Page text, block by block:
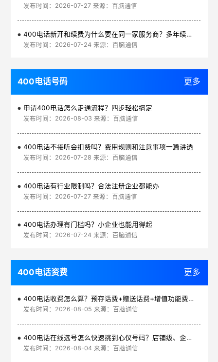
发布时间：2026-07-27 来源：百脑通信
400电话新开和续费为什么要在同一家服务商？多年续费更划算
发布时间：2026-07-24 来源：百脑通信
400电话号码 更多
申请400电话怎么走通流程？四步轻松搞定
发布时间：2026-08-03 来源：百脑通信
400电话不接听会扣费吗？费用规则和注意事项一篇讲透
发布时间：2026-07-28 来源：百脑通信
400电话有行业限制吗？合法注册企业都能办
发布时间：2026-07-27 来源：百脑通信
400电话办理有门槛吗？小企业也能用得起
发布时间：2026-07-24 来源：百脑通信
400电话资费 更多
400电话收费怎么算？预存话费+赠送话费+增值功能费透明实惠
发布时间：2026-08-05 来源：百脑通信
400电话在线选号怎么快速挑到心仪号码？店铺级、企业级、集团级一次看清
发布时间：2026-08-04 来源：百脑通信